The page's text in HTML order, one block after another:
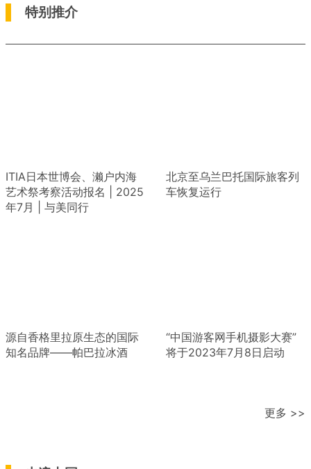
特别推介
ITIA日本世博会、濑户内海
艺术祭考察活动报名 | 2025
年7月 | 与美同行
北京至乌兰巴托国际旅客列
车恢复运行
源自香格里拉原生态的国际
知名品牌——帕巴拉冰酒
“中国游客网手机摄影大赛”
将于2023年7月8日启动
更多 >>